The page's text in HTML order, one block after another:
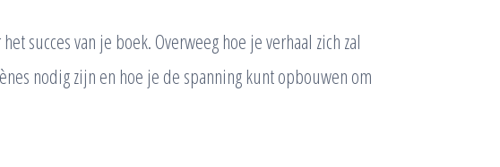
succes van je boek. Overweeg hoe je verhaal zich zal
nodig zijn en hoe je de spanning kunt opbouwen om